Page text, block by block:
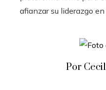
afianzar su liderazgo en
Por